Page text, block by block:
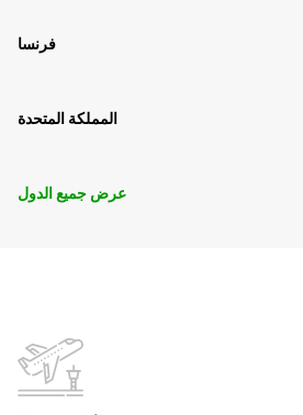
فرنسا
المملكة المتحدة
عرض جميع الدول